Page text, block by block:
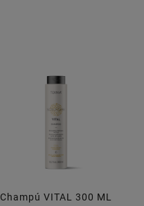
Champú VITAL 300 ML